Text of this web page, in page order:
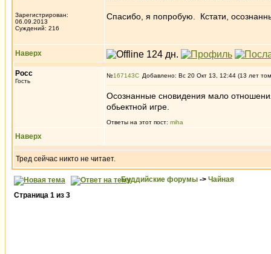
Зарегистрирован:
06.09.2013
Суждений: 216
Спасибо, я попробую. Кстати,
Наверх
Росс
Гость
№167143 Добавлено: Вс 20 Окт 13, 12:44 (13 лет
Осознанные сновидения мало
обьектной игре.
Ответы на этот пост: miha
Наверх
Тред сейчас никто не читает.
Буддийские форумы -> Чайная
Страница 1 из 3